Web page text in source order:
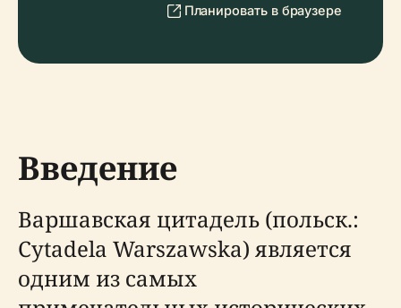
Планировать в браузере
Введение
Варшавская цитадель (польск.:
Cytadela Warszawska) является
одним из самых